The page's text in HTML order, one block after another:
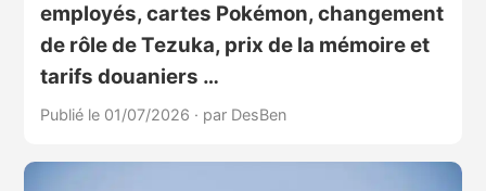
employés, cartes Pokémon, changement
de rôle de Tezuka, prix de la mémoire et
tarifs douaniers …
Publié le 01/07/2026 · par DesBen